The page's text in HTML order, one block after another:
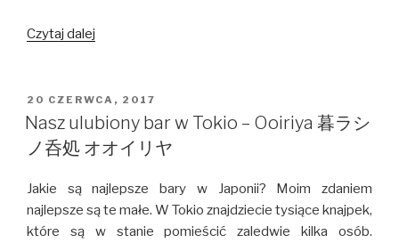
Czytaj dalej
zdjęcia
w
Tokio?
OPUBLIKOWANE
W
20 CZERWCA, 2017
Nasz ulubiony bar w Tokio – Ooiriya 暮ラシ
ノ呑処 オオイリヤ
Jakie są najlepsze bary w Japonii? Moim zdaniem
najlepsze są te małe. W Tokio znajdziecie tysiące knajpek,
które są w stanie pomieścić zaledwie kilka osób.